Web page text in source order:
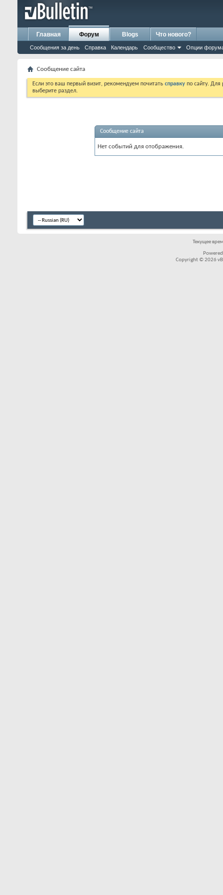
Главная Форум
Сообщения за день Справка Календарь Сообщество Опции
Blogs Что нового?
Сообщение сайта
Если это ваш первый визит, рекомендуем почитать справку по сайту.
выберите раздел.
Сообщение сайта
Нет событий для отображения.
Текущее
Copyright © 2026